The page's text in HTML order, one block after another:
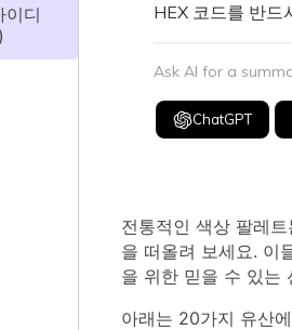
이디
HEX 코드를 반드
Ask AI for a
ChatGPT
전통적인 색상 팔레
을 떠올려 보세요. 이
을 위한 믿을 수 있는
아래는 20가지 유산